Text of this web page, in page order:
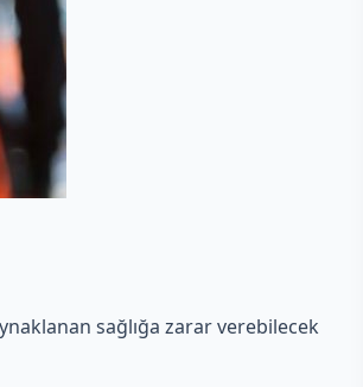
sağlığa zarar verebilecek